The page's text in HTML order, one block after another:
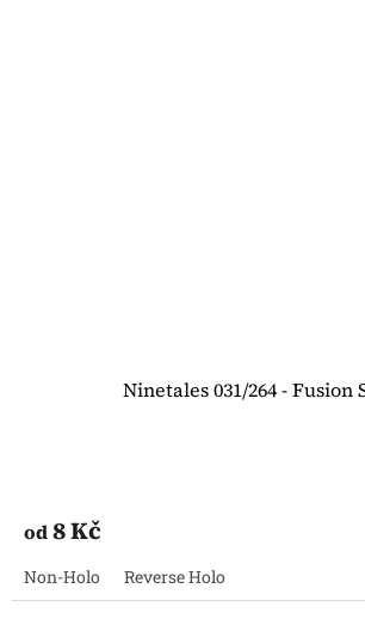
Ninetales 031/264 - Fusion
od8 Kč
Non-Holo Reverse Holo